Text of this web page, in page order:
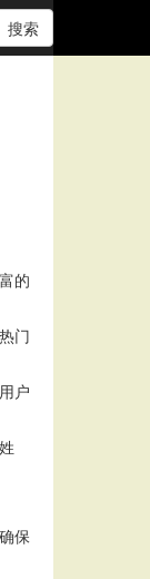
搜索
的
门
户
保